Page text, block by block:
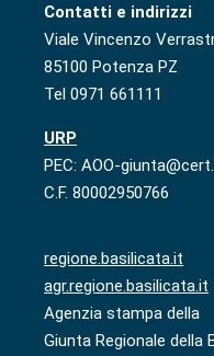
Contatti e indirizzi
Viale Vincenzo
85100 Potenza PZ
Tel 0971 661111
URP
PEC: AOO-
C.F. 80002950766
regione.basilicata.it
agr.regione.basilicata.it
Agenzia stampa della
Giunta Regionale della